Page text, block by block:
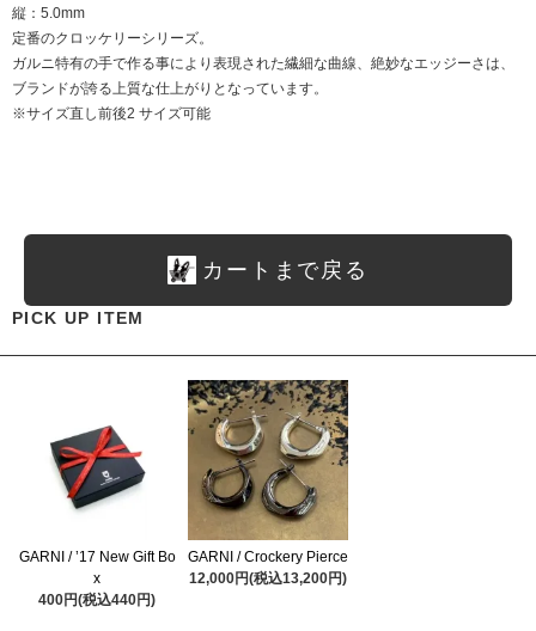
縦：5.0mm
定番のクロッケリーシリーズ。
ガルニ特有の手で作る事により表現された繊細な曲線、絶妙なエッジーさは、
ブランドが誇る上質な仕上がりとなっています。
※サイズ直し前後2 サイズ可能
カートまで戻る
PICK UP ITEM
GARNI / ’17 New Gift Bo
x
400円(税込440円)
GARNI / Crockery Pierce
12,000円(税込13,200円)